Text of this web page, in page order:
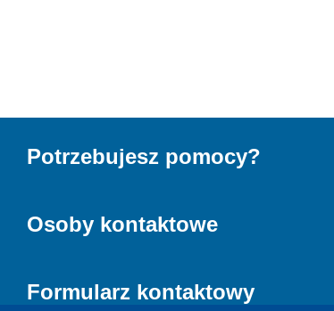
Potrzebujesz pomocy?
Osoby kontaktowe
Formularz kontaktowy